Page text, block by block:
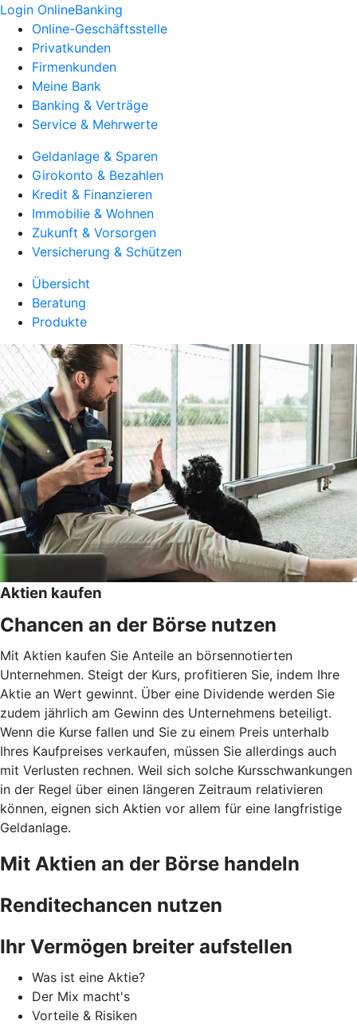
Login OnlineBanking
Online-Geschäftsstelle
Privatkunden
Firmenkunden
Meine Bank
Banking & Verträge
Service & Mehrwerte
Geldanlage & Sparen
Girokonto & Bezahlen
Kredit & Finanzieren
Immobilie & Wohnen
Zukunft & Vorsorgen
Versicherung & Schützen
Übersicht
Beratung
Produkte
Aktien kaufen
Chancen an der Börse nutzen
Mit Aktien kaufen Sie Anteile an börsennotierten
Unternehmen. Steigt der Kurs, profitieren Sie, indem Ihre
Aktie an Wert gewinnt. Über eine Dividende werden Sie
zudem jährlich am Gewinn des Unternehmens beteiligt.
Wenn die Kurse fallen und Sie zu einem Preis unterhalb
Ihres Kaufpreises verkaufen, müssen Sie allerdings auch
mit Verlusten rechnen. Weil sich solche Kursschwankungen
in der Regel über einen längeren Zeitraum relativieren
können, eignen sich Aktien vor allem für eine langfristige
Geldanlage.
Mit Aktien an der Börse handeln
Renditechancen nutzen
Ihr Vermögen breiter aufstellen
Was ist eine Aktie?
Der Mix macht's
Vorteile & Risiken